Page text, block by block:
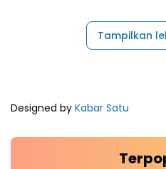
Tampilkan
Designed by Kabar Satu